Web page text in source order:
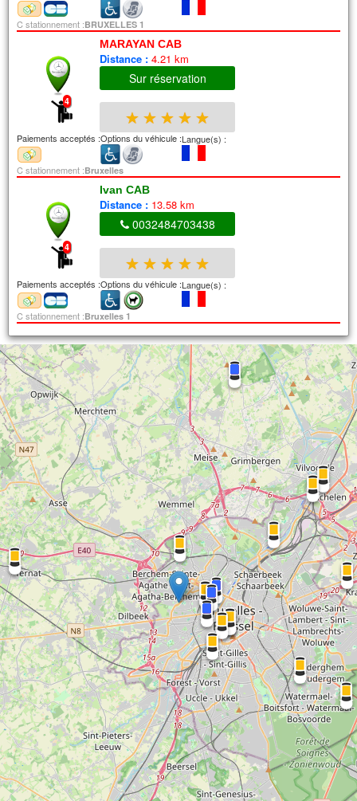
C stationnement :BRUXELLES 1
4
MARAYAN CAB
Distance : 4.21 km
Sur réservation
★ ★ ★ ★ ★
Paiements acceptés :Options du véhicule :Langue(s) :
C stationnement :Bruxelles
4
Ivan CAB
Distance : 13.58 km
0032484703438
★ ★ ★ ★ ★
Paiements acceptés :Options du véhicule :Langue(s) :
C stationnement :Bruxelles 1
TAXIS AÉROPORTS
TAXIS GARES